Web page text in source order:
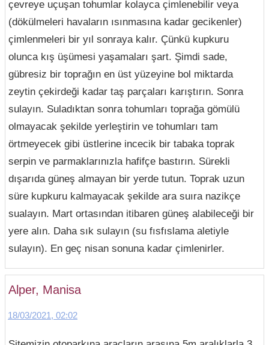
çevreye uçuşan tohumlar kolayca çimlenebilir veya
(dökülmeleri havaların ısınmasına kadar gecikenler)
çimlenmeleri bir yıl sonraya kalır. Çünkü kupkuru
olunca kış üşümesi yaşamaları şart. Şimdi sade,
gübresiz bir toprağın en üst yüzeyine bol miktarda
zeytin çekirdeği kadar taş parçaları karıştırın. Sonra
sulayın. Suladıktan sonra tohumları toprağa gömülü
olmayacak şekilde yerleştirin ve tohumları tam
örtmeyecek gibi üstlerine incecik bir tabaka toprak
serpin ve parmaklarınızla hafifçe bastırın. Sürekli
dışarıda güneş almayan bir yerde tutun. Toprak uzun
süre kupkuru kalmayacak şekilde ara suıra nazikçe
sualayın. Mart ortasından itibaren güneş alabileceği bir
yere alın. Daha sık sulayın (su fısfıslama aletiyle
sulayın). En geç nisan sonuna kadar çimlenirler.
Alper, Manisa
18/03/2021, 02:02